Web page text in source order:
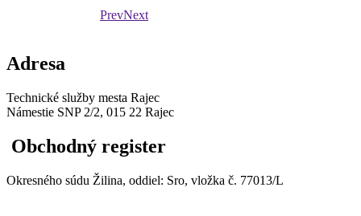
PrevNext
Adresa
Technické služby mesta Rajec
Námestie SNP 2/2, 015 22 Rajec
Obchodný register
Okresného súdu Žilina, oddiel: Sro, vložka č. 77013/L